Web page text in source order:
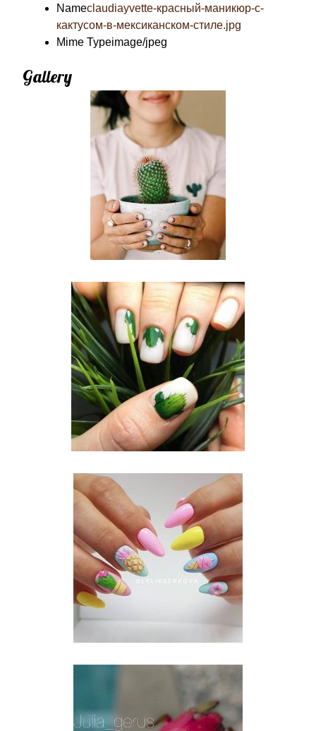
Nameclaudiayvette-красный-маникюр-с-
кактусом-в-мексиканском-стиле.jpg
Mime Typeimage/jpeg
Gallery